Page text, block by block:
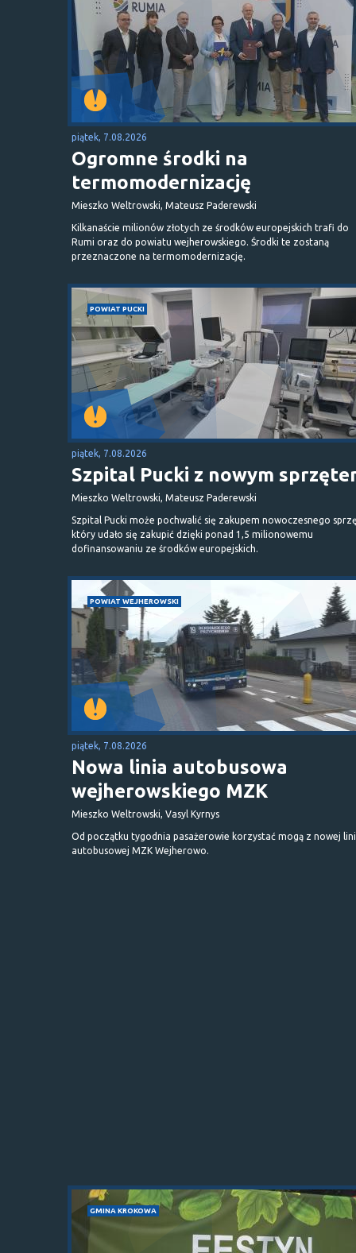
piątek, 7.08.2026
Ogromne środki na
termomodernizację
Mieszko Weltrowski, Mateusz Paderewski
Kilkanaście milionów złotych ze środków europejskich trafi do
Rumi oraz do powiatu wejherowskiego. Środki te zostaną
przeznaczone na termomodernizację.
POWIAT PUCKI
piątek, 7.08.2026
Szpital Pucki z nowym
Mieszko Weltrowski, Mateusz Paderewski
Szpital Pucki może pochwalić się zakupem nowoczesnego
który udało się zakupić dzięki ponad 1,5 milionowemu
dofinansowaniu ze środków europejskich.
POWIAT WEJHEROWSKI
piątek, 7.08.2026
Nowa linia autobusowa
wejherowskiego MZK
Mieszko Weltrowski, Vasyl Kyrnys
Od początku tygodnia pasażerowie korzystać mogą z nowej
autobusowej MZK Wejherowo.
GMINA KROKOWA